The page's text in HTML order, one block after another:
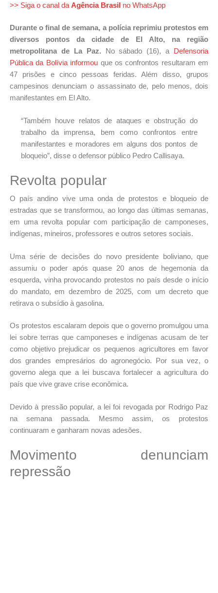
>> Siga o canal da Agência Brasil no WhatsApp
Durante o final de semana, a polícia reprimiu protestos em
diversos pontos da cidade de El Alto, na região
metropolitana de La Paz. No sábado (16), a Defensoria
Pública da Bolívia informou que os confrontos resultaram em
47 prisões e cinco pessoas feridas. Além disso, grupos
campesinos denunciam o assassinato de, pelo menos, dois
manifestantes em El Alto.
“Também houve relatos de ataques e obstrução do
trabalho da imprensa, bem como confrontos entre
manifestantes e moradores em alguns dos pontos de
bloqueio”, disse o defensor público Pedro Callisaya.
Revolta popular
O país andino vive uma onda de protestos e bloqueio de
estradas que se transformou, ao longo das últimas semanas,
em uma revolta popular com participação de camponeses,
indígenas, mineiros, professores e outros setores sociais.
Uma série de decisões do novo presidente boliviano, que
assumiu o poder após quase 20 anos de hegemonia da
esquerda, vinha provocando protestos no país desde o início
do mandato, em dezembro de 2025, com um decreto que
retirava o subsídio à gasolina.
Os protestos escalaram depois que o governo promulgou uma
lei sobre terras que camponeses e indígenas acusam de ter
como objetivo prejudicar os pequenos agricultores em favor
dos grandes empresários do agronegócio. Por sua vez, o
governo alega que a lei buscava fortalecer a agricultura do
país que vive grave crise econômica.
Devido à pressão popular, a lei foi revogada por Rodrigo Paz
na semana passada. Mesmo assim, os protestos
continuaram e ganharam novas adesões.
Movimento denunciam
repressão